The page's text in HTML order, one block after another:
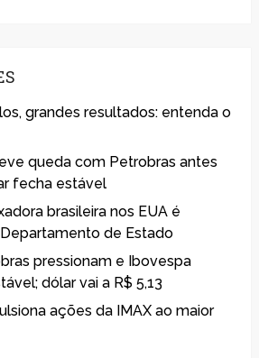
grandes resultados: entenda o
queda com Petrobras antes
fecha estável
brasileira nos EUA é
de Estado
pressionam e Ibovespa
dólar vai a R$ 5,13
ações da IMAX ao maior